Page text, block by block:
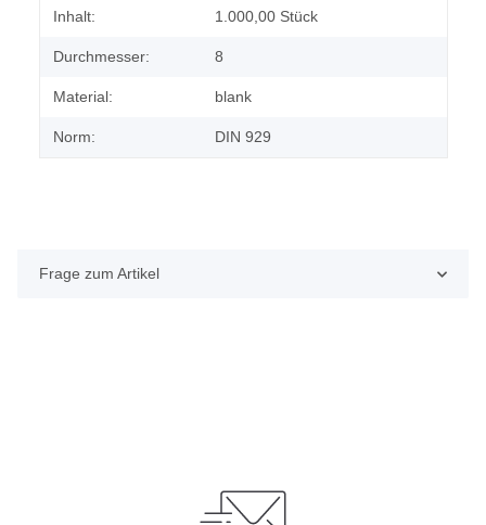
Produkteigenschaft
Wert
Inhalt: 1.000,00 Stück
Durchmesser: 8
Material: blank
Norm: DIN 929
Frage zum Artikel